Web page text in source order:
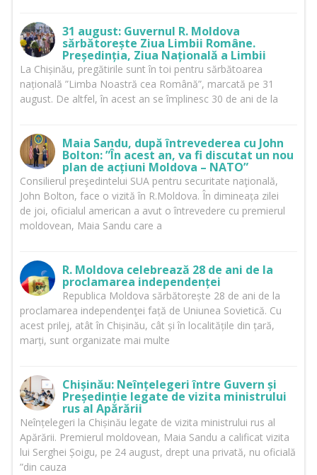
31 august: Guvernul R. Moldova
sărbătorește Ziua Limbii Române.
Președinția, Ziua Națională a Limbii
La Chișinău, pregătirile sunt în toi pentru sărbătoarea
națională ”Limba Noastră cea Română”, marcată pe 31
august. De altfel, în acest an se împlinesc 30 de ani de la
Maia Sandu, după întrevederea cu John
Bolton: ”În acest an, va fi discutat un nou
plan de acțiuni Moldova – NATO”
Consilierul preşedintelui SUA pentru securitate naţională,
John Bolton, face o vizită în R.Moldova. În dimineața zilei
de joi, oficialul american a avut o întrevedere cu premierul
moldovean, Maia Sandu care a
R. Moldova celebrează 28 de ani de la
proclamarea independenței
Republica Moldova sărbătorește 28 de ani de la
proclamarea independenţei față de Uniunea Sovietică. Cu
acest prilej, atât în Chișinău, cât și în localitățile din țară,
marți, sunt organizate mai multe
Chișinău: Neînțelegeri între Guvern și
Președinție legate de vizita ministrului
rus al Apărării
Neînțelegeri la Chișinău legate de vizita ministrului rus al
Apărării. Premierul moldovean, Maia Sandu a calificat vizita
lui Serghei Șoigu, pe 24 august, drept una privată, nu oficială
”din cauza